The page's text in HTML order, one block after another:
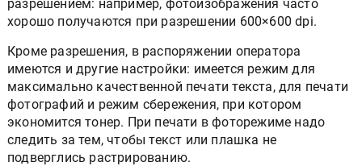
разрешением: например, фотоизображения часто
хорошо получаются при разрешении 600×600 dpi.
Кроме разрешения, в распоряжении оператора
имеются и другие настройки: имеется режим для
максимально качественной печати текста, для печати
фотографий и режим сбережения, при котором
экономится тонер. При печати в фоторежиме надо
следить за тем, чтобы текст или плашка не
подверглись растрированию.